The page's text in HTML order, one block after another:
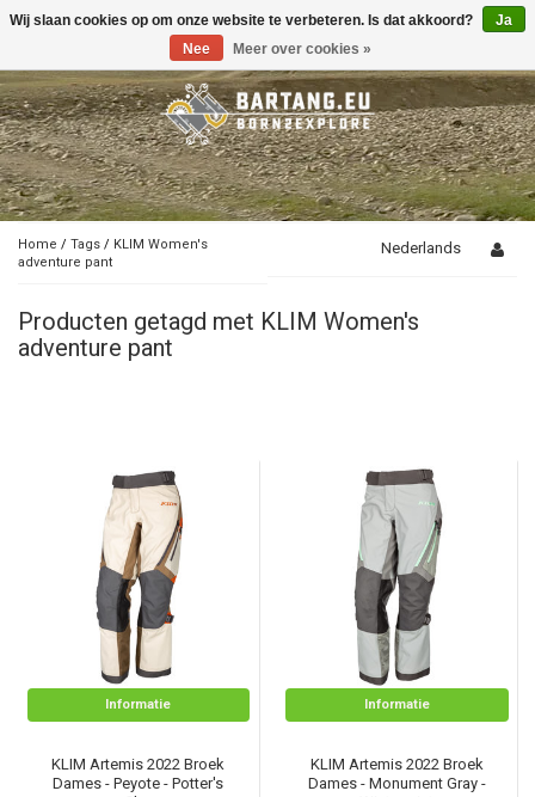
Toggle
Home / Tags / KLIM Women's
adventure pant
Nederlands
Producten getagd met KLIM Women's
adventure pant
Informatie
KLIM Artemis 2022 Broek
Dames - Peyote - Potter's
Informatie
KLIM Artemis 2022 Broek
Dames - Monument Gray -
Wij slaan cookies op om onze website te verbeteren. Is dat akkoord?
Ja
Nee
Meer over cookies »